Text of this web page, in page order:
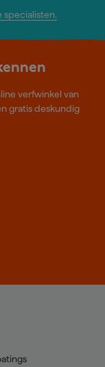
specialisten.
verfwinkel van
gratis deskundig